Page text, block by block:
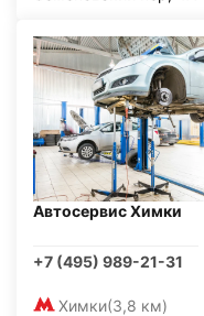
Автосервис Химки
+7 (495) 989-21-31
Химки(3,8 км)